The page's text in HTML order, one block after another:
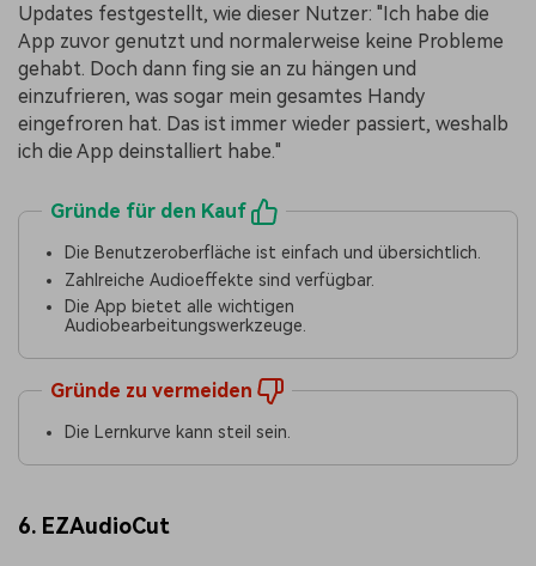
Updates festgestellt, wie dieser Nutzer: "Ich habe die
App zuvor genutzt und normalerweise keine Probleme
gehabt. Doch dann fing sie an zu hängen und
einzufrieren, was sogar mein gesamtes Handy
eingefroren hat. Das ist immer wieder passiert, weshalb
ich die App deinstalliert habe."
Gründe für den Kauf
Die Benutzeroberfläche ist einfach und übersichtlich.
Zahlreiche Audioeffekte sind verfügbar.
Die App bietet alle wichtigen
Audiobearbeitungswerkzeuge.
Gründe zu vermeiden
Die Lernkurve kann steil sein.
6. EZAudioCut